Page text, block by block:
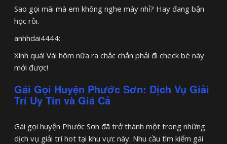
Sao gọi mãi mà em không nghe máy nhỉ? Hay đang bận
học rồi.
anhhdai4444:
Xinh quá! Vài hôm nữa ra chắc chắn phải đi check bé này
mới được!
Gái Gọi Huyện Phước Sơn: Dịch Vụ Giải
Trí Uy Tín và Giá Cả
Gái gọi huyện Phước Sơn đã trở thành một trong những
dịch vụ giải trí hot tại khu vực này. Nhu cầu tìm kiếm gái